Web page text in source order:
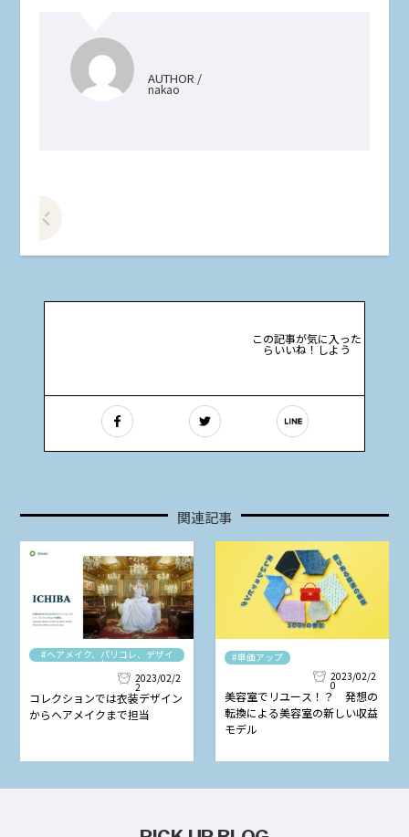
AUTHOR /
nakao
この記事が気に入った
らいいね！しよう
関連記事
#ヘアメイク、パリコレ、デザイ
ナー
2023/02/2
2
コレクションでは衣装デザイン
からヘアメイクまで担当
#単価アップ
2023/02/2
0
美容室でリユース！？ 発想の
転換による美容室の新しい収益
モデル